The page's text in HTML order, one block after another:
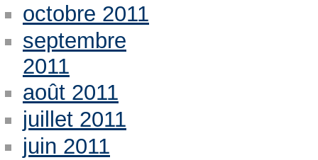
octobre 2011
septembre
2011
août 2011
juillet 2011
juin 2011